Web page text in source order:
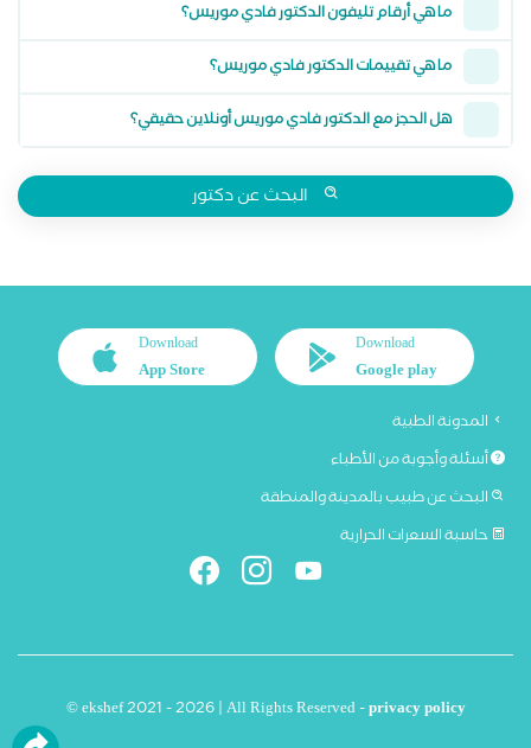
ما هي أرقام تليفون الدكتور فادي موريس؟
ما هي تقييمات الدكتور فادي موريس؟
هل الحجز مع الدكتور فادي موريس أونلاين حقيقي؟
البحث عن دكتور
Download
Google play
Download
App Store
المدونة الطبية
أسئلة وأجوبة من الأطباء
البحث عن طبيب بالمدينة والمنطقة
حاسبة السعرات الحرارية
© ekshef 2021 - 2026 | All Rights Reserved -privacy policy